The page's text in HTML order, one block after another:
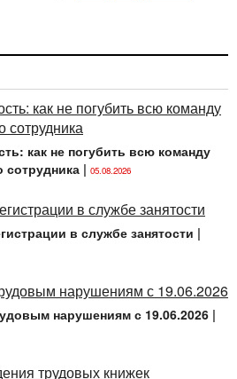
их представления.
по найму жилого
подтверждающих
определен в локальном
В то же время
по найму жилого
подтверждающих
не требуется.
подтверждающих
которых для
расходы за время
исключением времени
в размере, не
установленных
как не погубить всю команду
сотрудника | 05.08.2026
в службе занятости |
нарушениям с 19.06.2026 |